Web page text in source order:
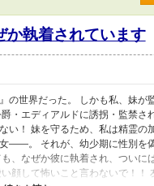
か執着されています
世界だった。 しかも私、妹が
・エディアルドに誘拐・監禁さ
！ 妹を守るため、私は精霊の
――。 それが、幼少期に性別を
、なぜか彼に執着され、つい
して怖いこと言わないで！！